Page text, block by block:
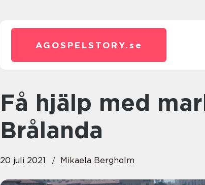
AGOSPELSTORY. se
Få hjälp med markarbeten i
Brålanda
20 juli 2021 Mikaela Bergholm